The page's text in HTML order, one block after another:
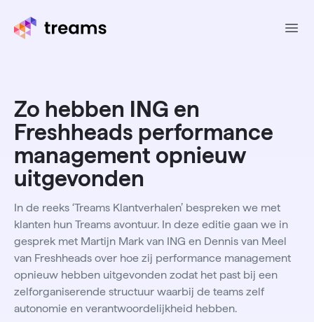
Zo hebben ING en
Freshheads performance
management opnieuw
uitgevonden
In de reeks ‘Treams Klantverhalen’ bespreken we met
klanten hun Treams avontuur. In deze editie gaan we in
gesprek met Martijn Mark van ING en Dennis van Meel
van Freshheads over hoe zij performance management
opnieuw hebben uitgevonden zodat het past bij een
zelforganiserende structuur waarbij de teams zelf
autonomie en verantwoordelijkheid hebben.